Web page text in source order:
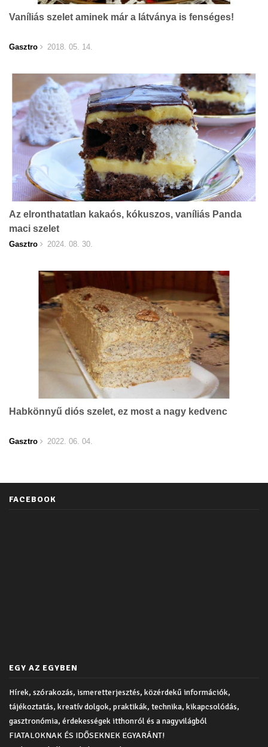
Vaníliás szelet aminek már a látványa is fenséges!
Gasztro 2018. 05. 14.
Az elronthatatlan kakaós, kókuszos, vaníliás Panda
maci szelet
Gasztro 2024. 08. 30.
Habkönnyű diós szelet, ez most a nagy kedvenc
Gasztro 2022. 06. 04.
FACEBOOK
EGY AZ EGYBEN
Hírek, szórakozás, ismeretterjesztés, közérdekű információk,
tájékoztatás, kreatív dolgok, praktikák, technika, kikapcsolódás,
gasztronómia, érdekességek itthonról és a nagyvilágból
FIATALOKNAK ÉS IDŐSEKNEK EGYARÁNT!